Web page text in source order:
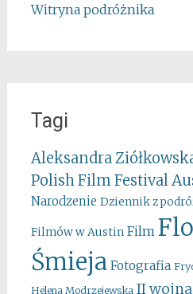
Witryna podróżnika
Tagi
Aleksandra
Polish Film Festival
Narodzenie Dziennik z
Filmów w Austin Film
Śmieja Fotografia
Helena Modrzejewska II